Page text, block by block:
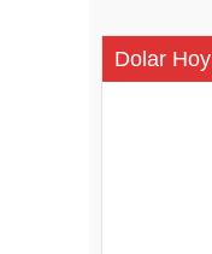
Dolar Hoy